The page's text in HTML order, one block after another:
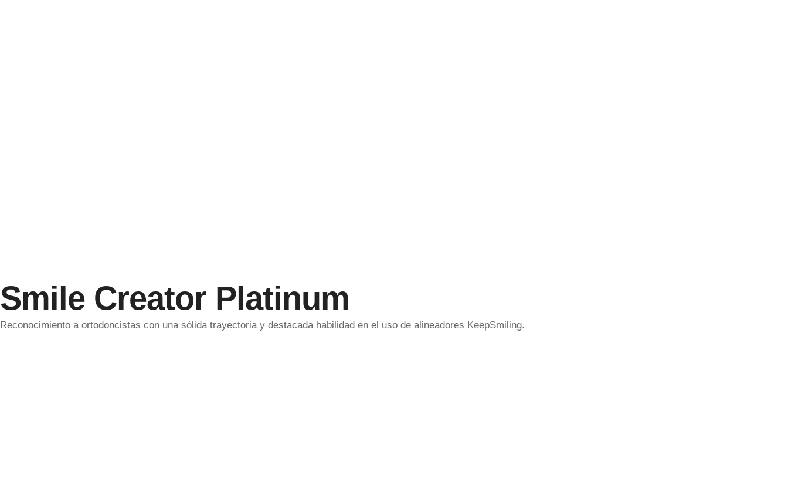
Smile Creator Platinum
Reconocimiento a ortodoncistas con una sólida trayectoria y destacada habilidad en el uso de alineadores KeepSmiling.